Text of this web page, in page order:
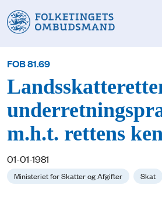
FOB 81.69
m.h.t. rettens
01-01-1981
Ministeriet for Skatter og Afgifter Skat